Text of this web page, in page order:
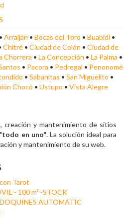
• Arraiján • Bocas del Toro • Buabidi •
Chitré • Ciudad de Colón • Ciudad de
Chorrera • La Concepción • La Palma •
• Pacora • Pedregal • Penonomé
• Sabanitas • San Miguelito •
Chocó • Ustupo • Vista Alegre
creación y mantenimiento de sitios
"todo en uno". La solución ideal para
y mantenimiento de su web.
Tarot
- 100 m³ -STOCK
AUTOMÁTIC